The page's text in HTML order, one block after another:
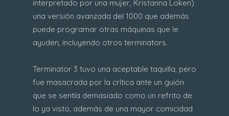
interpretado por una mujer, Kristanna Loken)
una versión avanzada del 1000 que además
puede programar otras máquinas que le
ayuden, incluyendo otros terminators.
Terminator 3 tuvo una aceptable taquilla, pero
fue masacrada por la crítica ante un guión
que se sentía demasiado como un refrito de
lo ya visto, además de una mayor comicidad